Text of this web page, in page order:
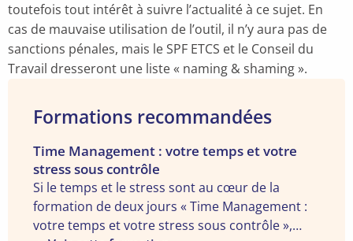
toutefois tout intérêt à suivre l’actualité à ce sujet. En
cas de mauvaise utilisation de l’outil, il n’y aura pas de
sanctions pénales, mais le SPF ETCS et le Conseil du
Travail dresseront une liste « naming & shaming ».
Formations recommandées
Time Management : votre temps et votre
stress sous contrôle
Si le temps et le stress sont au cœur de la
formation de deux jours « Time Management :
votre temps et votre stress sous contrôle »,
Voir
la
formation
"Time
Management